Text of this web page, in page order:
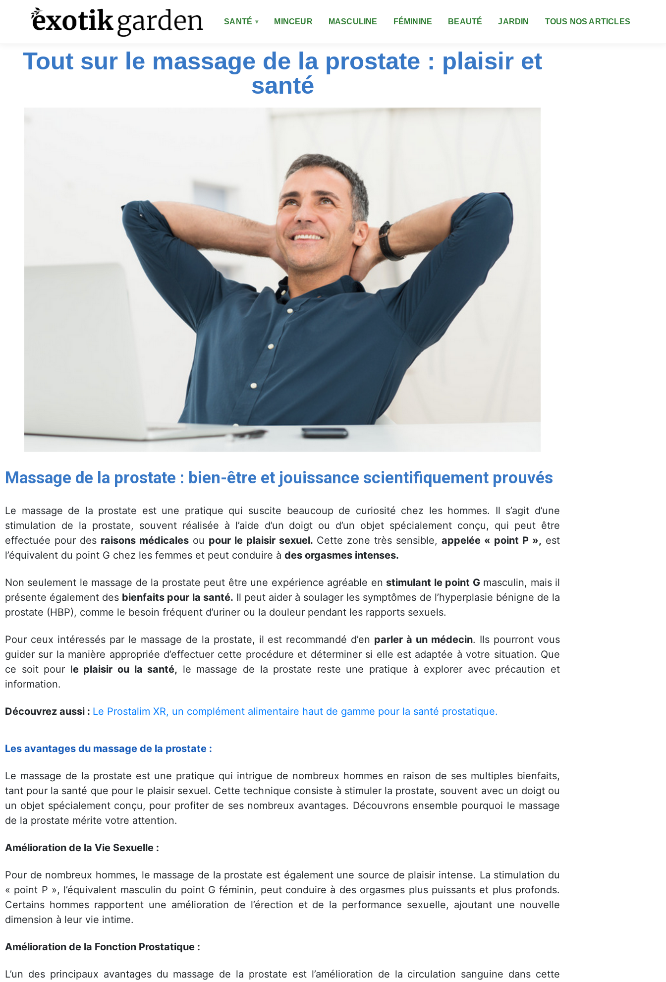
SANTÉ MINCEUR MASCULINE FÉMININE BEAUTÉ JARDIN TOUS NOS ARTICLES
Tout sur le massage de la prostate : plaisir et
santé
Massage de la prostate : bien-être et jouissance scientifiquement prouvés
Le massage de la prostate est une pratique qui suscite beaucoup de curiosité chez les hommes. Il s’agit d’une
stimulation de la prostate, souvent réalisée à l’aide d’un doigt ou d’un objet spécialement conçu, qui peut être
effectuée pour des raisons médicalesou pour le plaisir sexuel. Cette zone très sensible,appelée « point P », est
l’équivalent du point G chez les femmes et peut conduire à des orgasmes intenses.
Non seulement le massage de la prostate peut être une expérience agréable en stimulant le point Gmasculin, mais il
présente également des bienfaits pour la santé. Il peut aider à soulager les symptômes de l’hyperplasie bénigne de la
prostate (HBP), comme le besoin fréquent d’uriner ou la douleur pendant les rapports sexuels.
Pour ceux intéressés par le massage de la prostate, il est recommandé d’en parler à un médecin. Ils pourront vous
guider sur la manière appropriée d’effectuer cette procédure et déterminer si elle est adaptée à votre situation. Que
ce soit pour le plaisir ou la santé, le massage de la prostate reste une pratique à explorer avec précaution et
information.
Découvrez aussi : Le Prostalim XR, un complément alimentaire haut de gamme pour la santé prostatique.
Les avantages du massage de la prostate :
Le massage de la prostate est une pratique qui intrigue de nombreux hommes en raison de ses multiples bienfaits,
tant pour la santé que pour le plaisir sexuel. Cette technique consiste à stimuler la prostate, souvent avec un doigt ou
un objet spécialement conçu, pour profiter de ses nombreux avantages. Découvrons ensemble pourquoi le massage
de la prostate mérite votre attention.
Amélioration de la Vie Sexuelle :
Pour de nombreux hommes, le massage de la prostate est également une source de plaisir intense. La stimulation du
« point P », l’équivalent masculin du point G féminin, peut conduire à des orgasmes plus puissants et plus profonds.
Certains hommes rapportent une amélioration de l’érection et de la performance sexuelle, ajoutant une nouvelle
dimension à leur vie intime.
Amélioration de la Fonction Prostatique :
L’un des principaux avantages du massage de la prostate est l’amélioration de la circulation sanguine dans cette